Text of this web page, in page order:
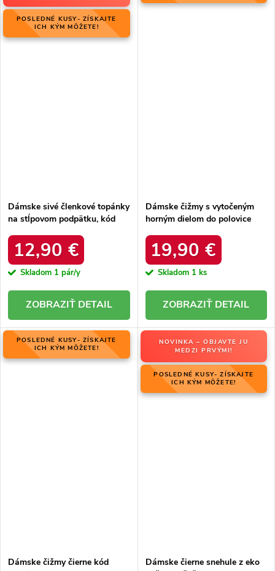
POSLEDNÉ KUSY- ZÍSKAJTE
ICH KÝM MÔŽETE!
Dámske sivé členkové topánky
na stĺpovom podpätku, kód
12,90 €
Skladom 1 pár/y
DETAIL
Dámske čižmy s vytočeným
horným dielom do polovice
Darisa 99-1 Brown
19,90 €
Skladom 1 ks
DETAIL
POSLEDNÉ KUSY- ZÍSKAJTE
ICH KÝM MÔŽETE!
Dámske čižmy čierne kód
NOVINKA – OBJAVTE JU
MEDZI PRVÝMI!
POSLEDNÉ KUSY- ZÍSKAJTE
ICH KÝM MÔŽETE!
Dámske čierne snehule z eko